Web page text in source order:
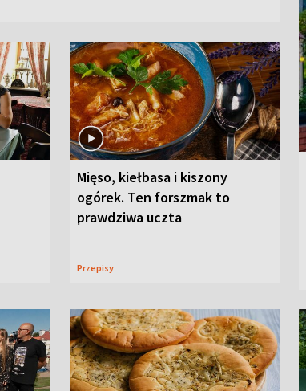
Mięso, kiełbasa i kiszony
ogórek. Ten forszmak to
prawdziwa uczta
Przepisy